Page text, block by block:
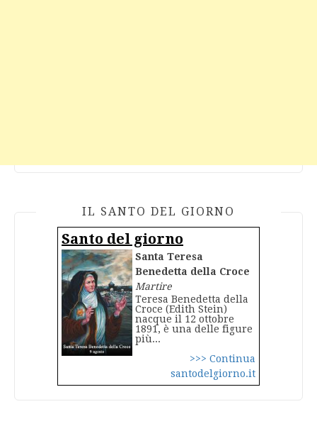
IL SANTO DEL GIORNO
Santo del giorno
Santa Teresa
Benedetta della Croce
Martire
Teresa Benedetta della
Croce (Edith Stein)
nacque il 12 ottobre
1891, è una delle figure
più...
>>> Continua
santodelgiorno.it